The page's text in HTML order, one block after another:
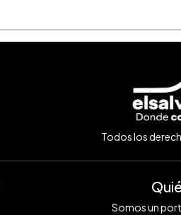
Todos los
Somos un